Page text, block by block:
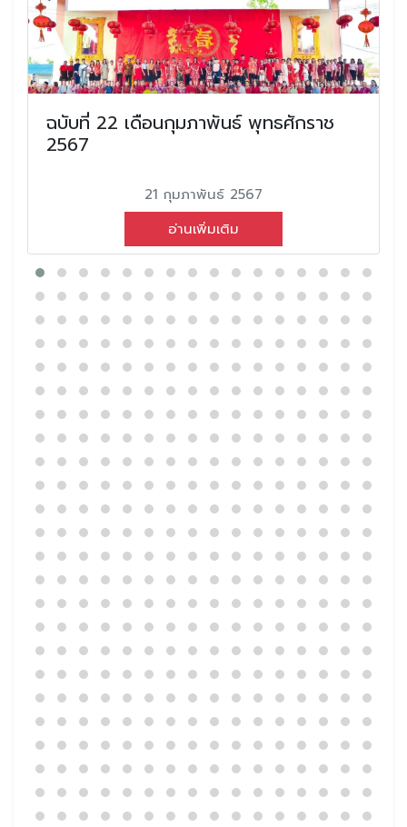
ฉบับที่ 22 เดือนกุมภาพันธ์ พุทธศักราช
2567
21 กุมภาพันธ์ 2567
อ่านเพิ่มเติม